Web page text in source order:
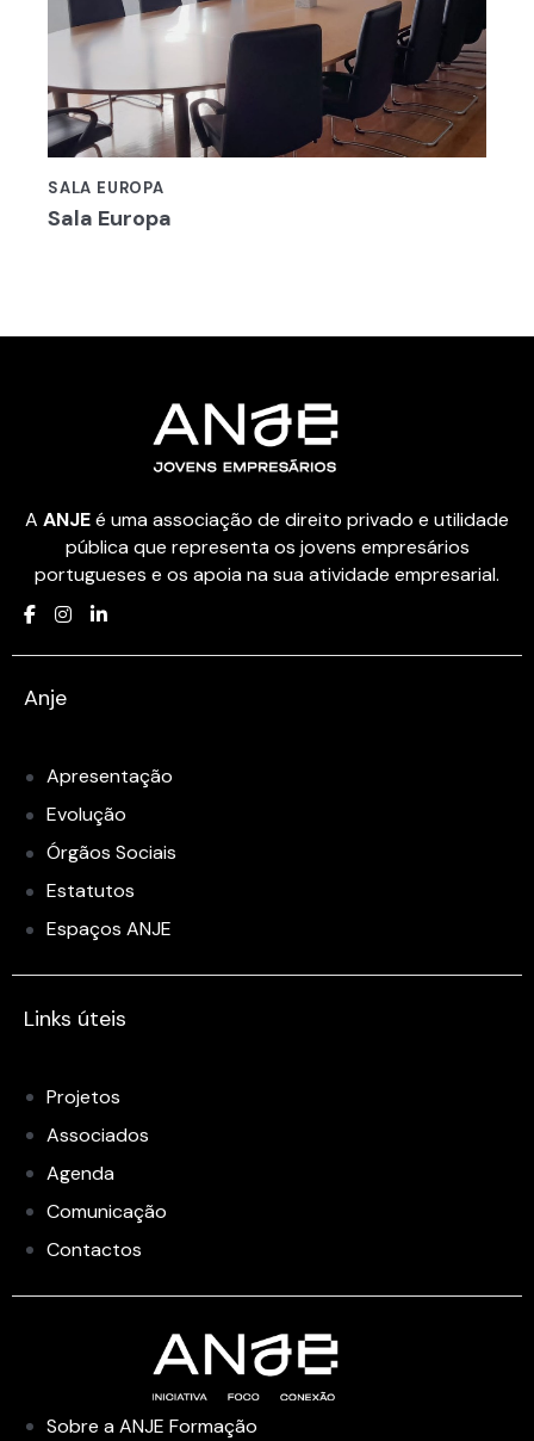
SALA EUROPA
Sala Europa
A ANJEé uma associação de direito privado e utilidade
pública que representa os jovens empresários
portugueses e os apoia na sua atividade empresarial.
Anje
Apresentação
Evolução
Órgãos Sociais
Estatutos
Espaços ANJE
Links úteis
Projetos
Associados
Agenda
Comunicação
Contactos
Sobre a ANJE Formação